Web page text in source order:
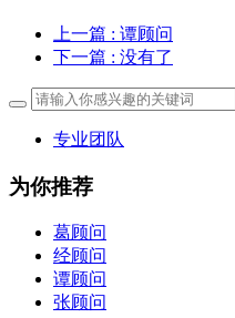
上一篇 : 谭顾问
下一篇 : 没有了
专业团队
为你推荐
葛顾问
经顾问
谭顾问
张顾问